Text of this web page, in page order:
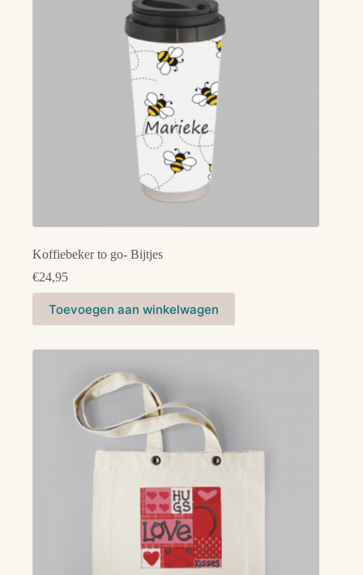
Koffiebeker to go- Bijtjes
€24,95
Toevoegen aan winkelwagen